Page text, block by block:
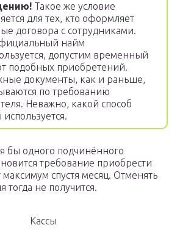
Такое же условие
для тех, кто оформляет
договора с сотрудниками.
найм
допустим временный
подобных приобретений.
документы, как и раньше,
по требованию
Неважно, какой способ
бы одного подчинённого
требование приобрести
максимум спустя месяц. Отменять
не получится.
Кассы